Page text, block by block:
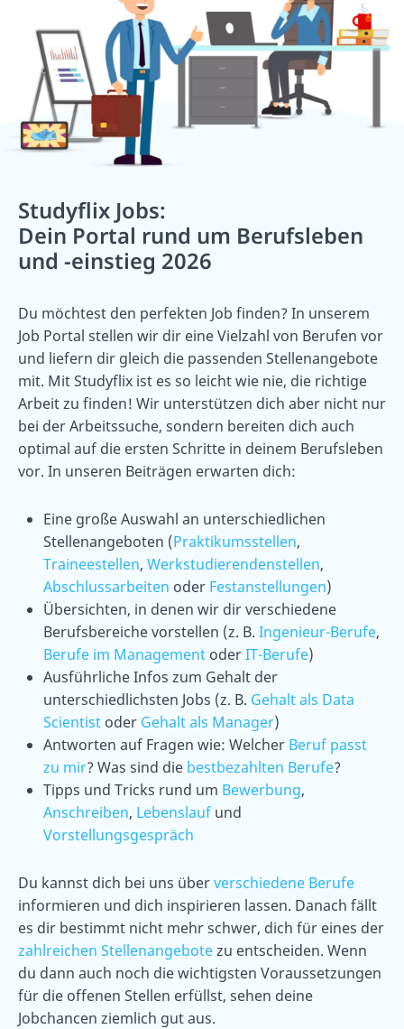
Studyflix Jobs:
Dein Portal rund um Berufsleben
und -einstieg 2026
Du möchtest den perfekten Job finden? In unserem
Job Portal stellen wir dir eine Vielzahl von Berufen vor
und liefern dir gleich die passenden Stellenangebote
mit. Mit Studyflix ist es so leicht wie nie, die richtige
Arbeit zu finden! Wir unterstützen dich aber nicht nur
bei der Arbeitssuche, sondern bereiten dich auch
optimal auf die ersten Schritte in deinem Berufsleben
vor. In unseren Beiträgen erwarten dich:
Eine große Auswahl an unterschiedlichen
Stellenangeboten (Praktikumsstellen,
Traineestellen, Werkstudierendenstellen,
Abschlussarbeiten oder Festanstellungen)
Übersichten, in denen wir dir verschiedene
Berufsbereiche vorstellen (z. B. Ingenieur-Berufe,
Berufe im Management oderIT-Berufe)
Ausführliche Infos zum Gehalt der
unterschiedlichsten Jobs (z. B. Gehalt als Data
Scientist oder Gehalt als Manager)
Antworten auf Fragen wie: Welcher Beruf passt
zu mir? Was sind die bestbezahlten Berufe?
Tipps und Tricks rund um Bewerbung,
Anschreiben, Lebenslauf und
Vorstellungsgespräch
Du kannst dich bei uns überverschiedene Berufe
informieren und dich inspirieren lassen. Danach fällt
es dir bestimmt nicht mehr schwer, dich für eines der
zahlreichen Stellenangebotezu entscheiden. Wenn
du dann auch noch die wichtigsten Voraussetzungen
für die offenen Stellen erfüllst, sehen deine
Jobchancen ziemlich gut aus.